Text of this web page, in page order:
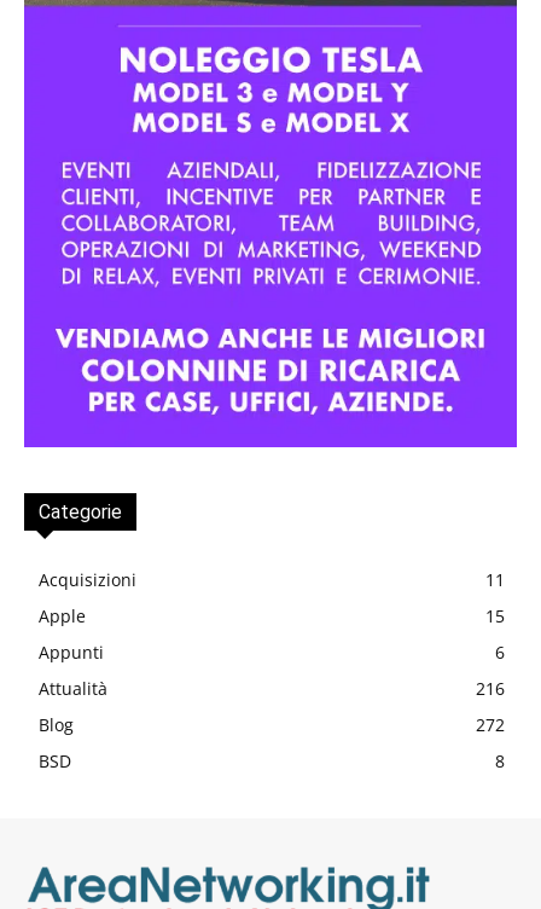
Categorie
Acquisizioni
11
Apple
15
Appunti
6
Attualità
216
Blog
272
BSD
8